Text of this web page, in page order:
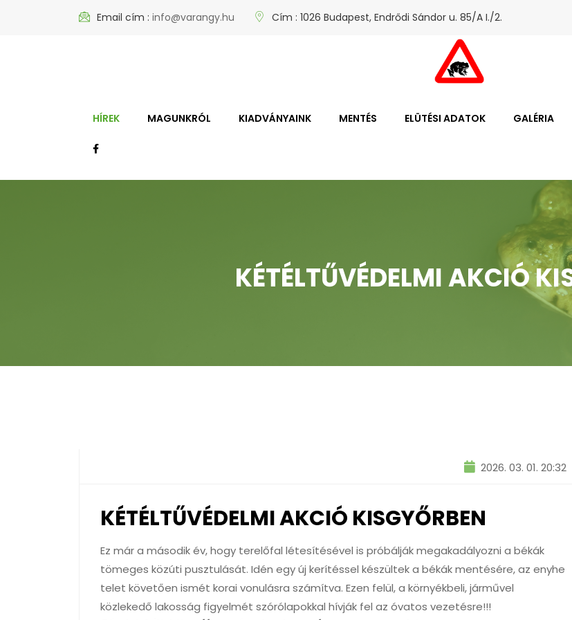
Email cím : info@varangy.hu Cím : 1026 Budapest, Endrődi Sándor u. 85/A I./2.
HÍREK MAGUNKRÓL KIADVÁNYAINK MENTÉS ELÜTÉSI ADATOK GALÉRIA
KÉTÉLTŰVÉDELMI AKCIÓ
2026. 03. 01. 20:32
KÉTÉLTŰVÉDELMI AKCIÓ KISGYŐRBEN
Ez már a második év, hogy terelőfal létesítésével is próbálják megakadályozni a békák
tömeges közúti pusztulását. Idén egy új kerítéssel készültek a békák mentésére, az enyhe
telet követően ismét korai vonulásra számítva. Ezen felül, a környékbeli, járművel
közlekedő lakosság figyelmét szórólapokkal hívják fel az óvatos vezetésre!!!